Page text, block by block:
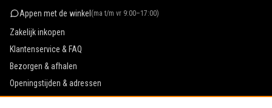
Appen met de winkel(ma t/m vr 9:00–17:00)
Zakelijk inkopen
Klantenservice & FAQ
Bezorgen & afhalen
Openingstijden & adressen
Werken bij De Voordeelmarkt